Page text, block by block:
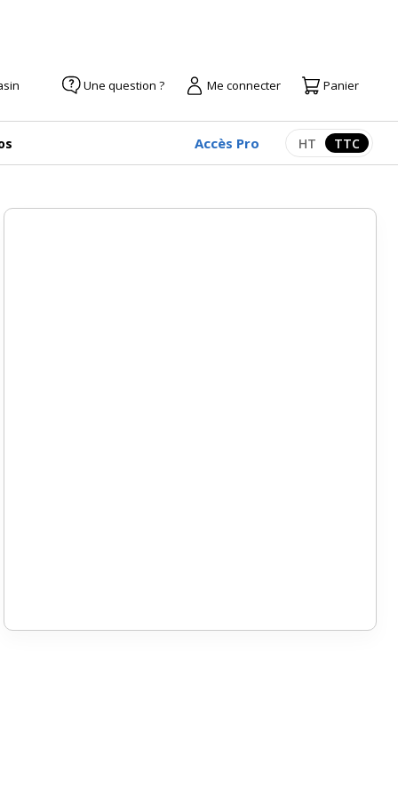
Une question ? Me connecter Panier
Accès Pro Afficher les
HT TTC